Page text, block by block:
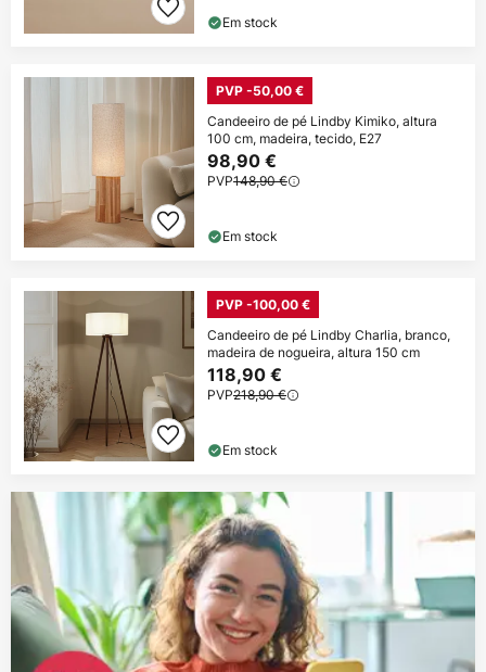
Em stock
PVP -50,00 €
Candeeiro de pé Lindby Kimiko, altura
100 cm, madeira, tecido, E27
98,90 €
PVP148,90 €
Em stock
PVP -100,00 €
Candeeiro de pé Lindby Charlia, branco,
madeira de nogueira, altura 150 cm
118,90 €
PVP218,90 €
Em stock